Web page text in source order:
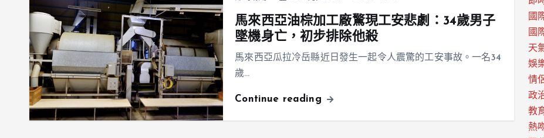
馬來西亞油棕加工廠驚現工安悲劇：34歲男子
墜機身亡，初步排除他殺
馬來西亞瓜拉冷岳縣近日發生一起令人震驚的工安事故。一名34
歲…
Continue reading
國
國
天
娛
情
政
教
熱